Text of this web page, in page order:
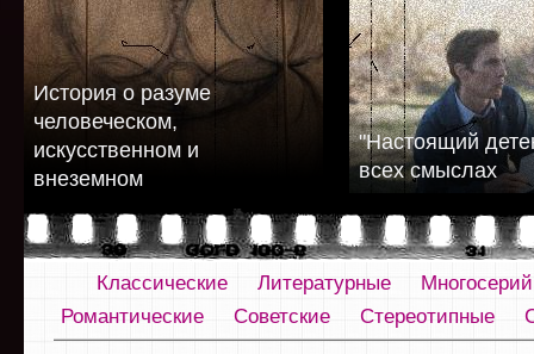
История о разуме
человеческом,
искусственном и
внеземном
"Настоящий
всех смыслах
Классические Литературные
Романтические
Советские Стереотипные